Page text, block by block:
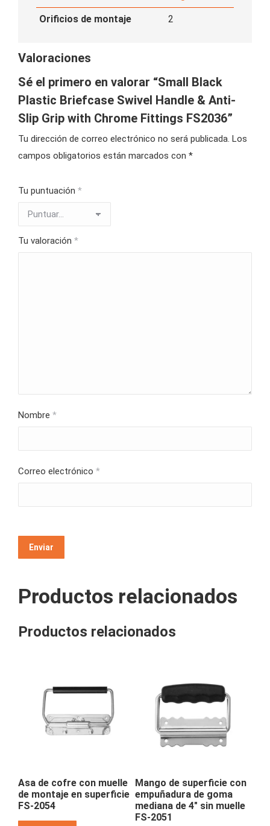
Orificios de montaje 2
Valoraciones
Sé el primero en valorar “Small Black
Plastic Briefcase Swivel Handle & Anti-
Slip Grip with Chrome Fittings FS2036”
Tu dirección de correo electrónico no será publicada. Los
campos obligatorios están marcados con *
Tu puntuación *
Tu valoración *
Nombre *
Correo electrónico *
Productos relacionados
Productos relacionados
Asa de cofre con muelle
de montaje en superficie
FS-2054
Mango de superficie con
empuñadura de goma
mediana de 4″ sin muelle
FS-2051